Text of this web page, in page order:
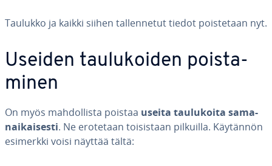
Taulukko ja kaikki siihen tal­len­ne­tut tiedot pois­te­taan nyt.
Useiden tau­lu­koi­den pois­ta­
mi­nen
On myös mah­dol­lis­ta poistaa useita tau­lu­koi­ta sa­ma­
nai­kai­ses­ti. Ne erotetaan toi­sis­taan pilkuilla. Käytännön
esimerkki voisi näyttää tältä: